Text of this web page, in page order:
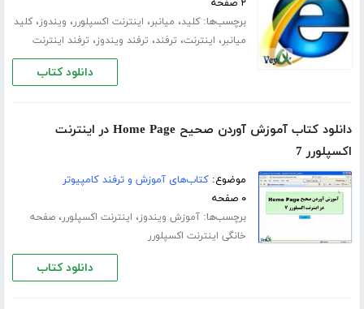
۲ صفحه
برچسب‌ها:کلید، میانبر، اینترنت اکسپلورر، ویندوز،کلید
میانبر، اینترنت، ترفند، ترفند ویندوز، ترفند اینترنت
دانلود کتاب
دانلود کتاب آموزش آوردن صحیح Home Page در اینترنت
اکسپلورر 7
موضوع:کتاب‌های آموزش و ترفند کامپیوتر
۰ صفحه
برچسب‌ها:آموزش ویندوز، اینترنت اکسپلورر،صفحه
خانگی اینترنت اکسپلورر
دانلود کتاب